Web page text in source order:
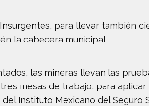
para llevar también
la cabecera municipal.
las mineras llevan las
mesas de trabajo, para
Instituto Mexicano del Seguro